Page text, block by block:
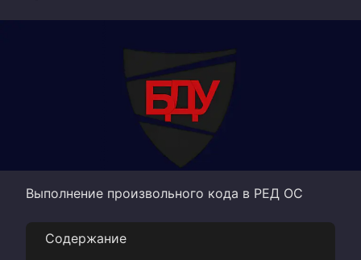
Выполнение произвольного кода в РЕД ОС
Содержание